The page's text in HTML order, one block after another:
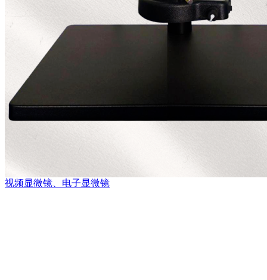
视频显微镜、电子显微镜